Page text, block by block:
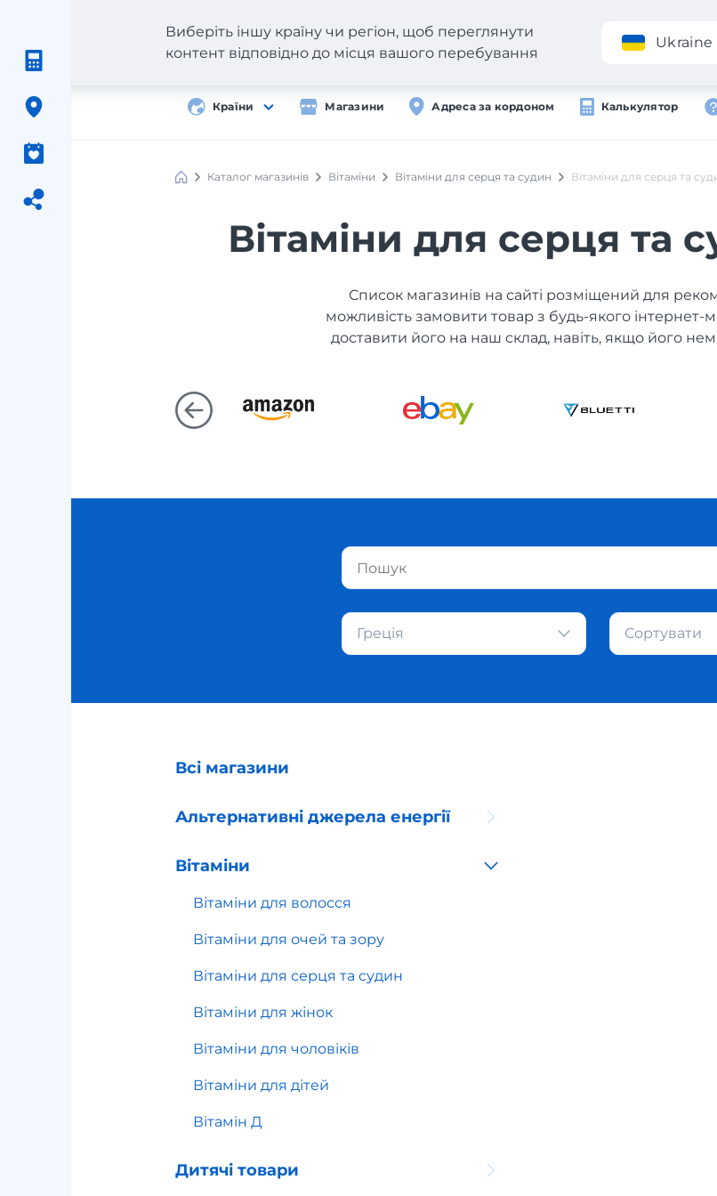
Країни Магазини Адреса за кордоном Калькулятор
Виберіть іншу країну чи регіон, щоб переглянути
контент відповідно до місця вашого перебування
Ukraine
Каталог магазинів Вітаміни Вітаміни для серця та судин Вітаміни для серця та
Вітаміни для серця та
Список магазинів на сайті розміщений для
можливість замовити товар з будь-якого інтернет-
доставити його на наш склад, навіть, якщо його
Греція Сортувати
Всі магазини
Альтернативні джерела енергії
Вітаміни
Вітаміни для волосся
Вітаміни для очей та зору
Вітаміни для серця та судин
Вітаміни для жінок
Вітаміни для чоловіків
Вітаміни для дітей
Вітамін Д
Дитячі товари